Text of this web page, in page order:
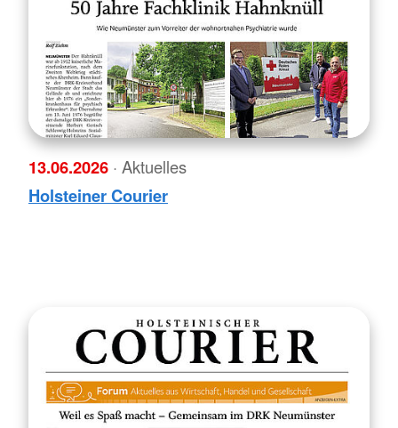
13.06.2026 · Aktuelles
Holsteiner Courier